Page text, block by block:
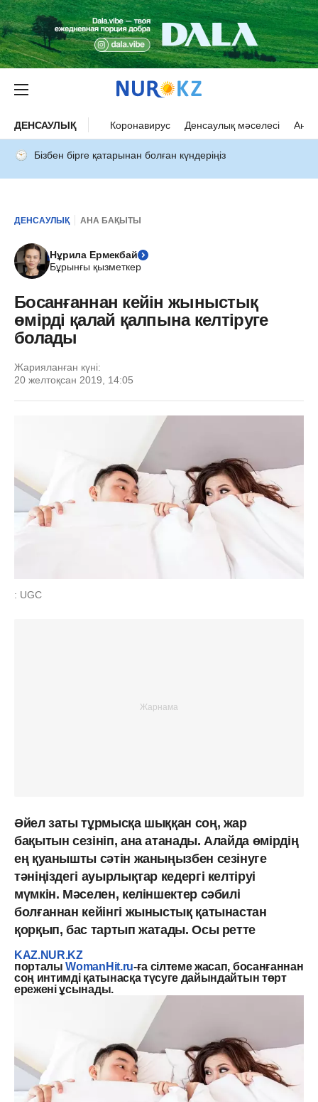
ДЕНСАУЛЫҚ Коронавирус Денсаулық мәселесі Ана
Бізбен бірге қатарынан болған күндеріңіз
ДЕНСАУЛЫҚ АНА БАҚЫТЫ
Нұрила Ермекбай
Бұрынғы қызметкер
Босанғаннан кейін жыныстық
өмірді қалай қалпына келтіруге
болады
Жарияланған күні:
20 желтоқсан 2019, 14:05
: UGC
Әйел заты тұрмысқа шыққан соң, жар
бақытын сезініп, ана атанады. Алайда өмірдің
ең қуанышты сәтін жаныңызбен сезінуге
тәніңіздегі ауырлықтар кедергі келтіруі
мүмкін. Мәселен, келіншектер сәбилі
болғаннан кейінгі жыныстық қатынастан
қорқып, бас тартып жатады. Осы ретте
KAZ.NUR.KZ
порталыWomanHit.ru-ға сілтеме жасап, босанғаннан
соң интимді қатынасқа түсуге дайындайтын төрт
ережені ұсынады.